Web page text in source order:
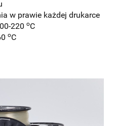
w prawie każdej drukarce
220 oC
oC